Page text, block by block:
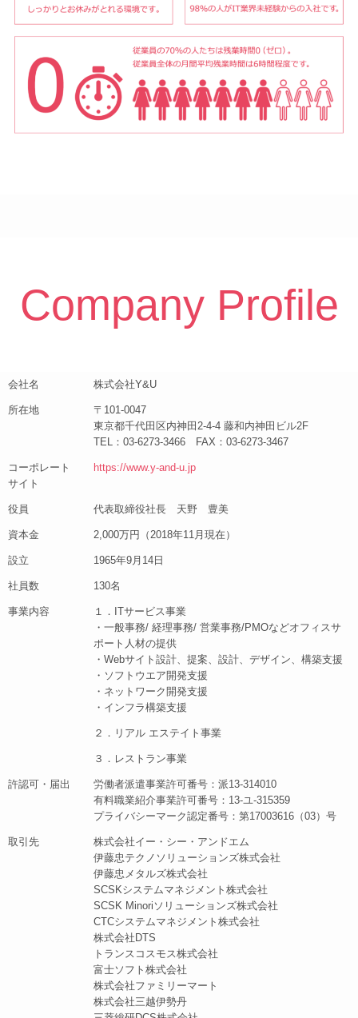
Company Profile
会社名 株式会社Y&U
所在地
〒101-0047
東京都千代田区内神田2-4-4 藤和内神田ビル2F
TEL：03-6273-3466 FAX：03-6273-3467
コーポレート
サイト
https://www.y-and-u.jp
役員 代表取締役社長 天野 豊美
資本金 2,000万円（2018年11月現在）
設立 1965年9月14日
社員数 130名
事業内容
１．ITサービス事業
・一般事務/ 経理事務/ 営業事務/PMOなどオフィスサ
ポート人材の提供
・Webサイト設計、提案、設計、デザイン、構築支援
・ソフトウエア開発支援
・ネットワーク開発支援
・インフラ構築支援
２．リアル エステイト事業
３．レストラン事業
許認可・届出
労働者派遣事業許可番号：派13-314010
有料職業紹介事業許可番号：13-ユ-315359
プライバシーマーク認定番号：第17003616（03）号
取引先
株式会社イー・シー・アンドエム
伊藤忠テクノソリューションズ株式会社
伊藤忠メタルズ株式会社
SCSKシステムマネジメント株式会社
SCSK Minoriソリューションズ株式会社
CTCシステムマネジメント株式会社
株式会社DTS
トランスコスモス株式会社
富士ソフト株式会社
株式会社ファミリーマート
株式会社三越伊勢丹